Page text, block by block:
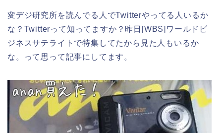
変デジ研究所を読んでる人でTwitterやってる人いるか
な？Twitterって知ってますか？昨日[WBS]ワールドビ
ジネスサテライトで特集してたから見た人もいるか
な。って思って記事にしてます。